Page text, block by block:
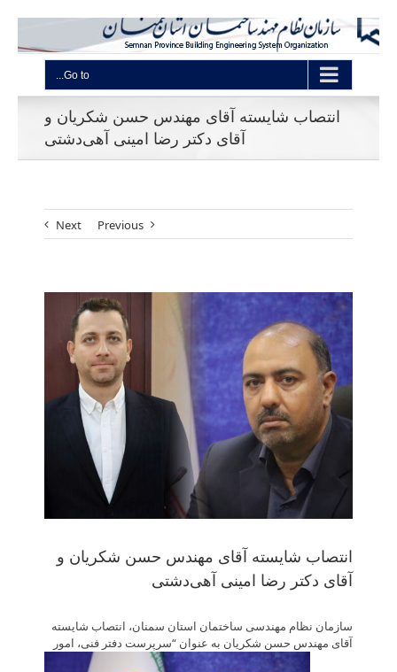
Go to...
انتصاب شایسته آقای مهندس حسن شکریان و
آقای دکتر رضا امینی آهی‌دشتی
Previous
Next
View
Larger
Image
انتصاب شایسته آقای مهندس حسن شکریان و
آقای دکتر رضا امینی آهی‌دشتی
سازمان نظام مهندسی ساختمان استان سمنان، انتصاب شایسته
آقای مهندس حسن شکریان به عنوان “سرپرست دفتر فنی، امور